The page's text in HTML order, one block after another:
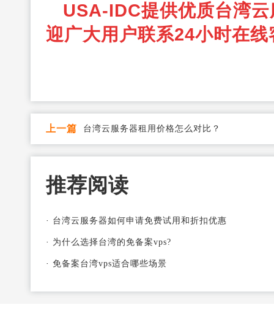
USA-IDC提供优质台湾云
迎广大用户联系24小时在线
上一篇 台湾云服务器租用价格怎么对比？
推荐阅读
· 台湾云服务器如何申请免费试用和折扣优惠
· 为什么选择台湾的免备案vps?
· 免备案台湾vps适合哪些场景